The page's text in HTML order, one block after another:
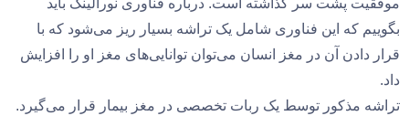
موفقیت پشت سر گذاشته است. درباره فناوری نورالینک باید
بگوییم که این فناوری شامل یک تراشه بسیار ریز می‌شود که با
قرار دادن آن در مغز انسان می‌توان توانایی‌های مغز او را افزایش
داد‌.
تراشه مذکور توسط یک ربات تخصصی در مغز بیمار قرار می‌گیرد.